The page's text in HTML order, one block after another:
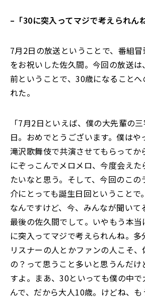
– 「30に突入ってマジで考えられん
7月2日の放送ということで、番組
をお祝いした佐久間。今回の放送
前ということで、30歳になることへ
れた。
「7月2日といえば、僕の大先輩の
日。おめでとうございます。僕はや
滝沢歌舞伎で共演させてもらってか
にぞっこんでメロメロ、今度会えた
たいなと思う。そして、今回のこ
介にとっても誕生日回ということで
なんですけど、今、みんなが聞い
最後の佐久間でして。いやもう本
に突入ってマジで考えられんね。多
リスナーの人とかファンの人こそ
の？って思うこと多いと思うんだけ
すよ。まあ、30といっても僕の中
んで、だから大人10歳。けどね、